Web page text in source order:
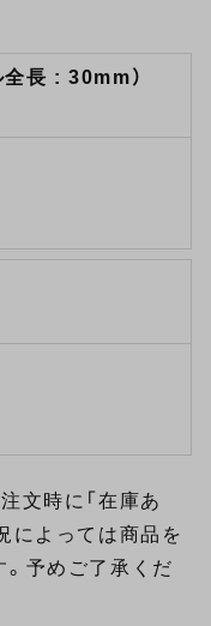
長 : 30mm）
文時に「在庫あ
によっては商品を
予めご了承くだ